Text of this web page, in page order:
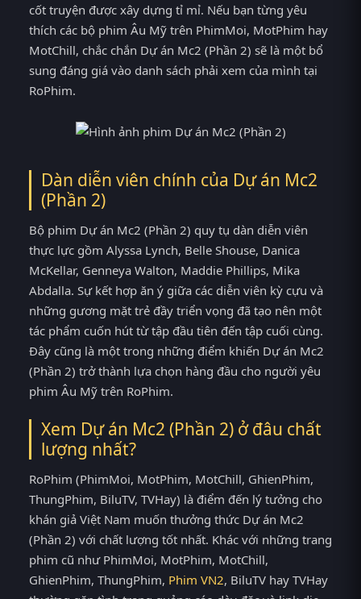
cốt truyện được xây dựng tỉ mỉ. Nếu bạn từng yêu
thích các bộ phim Âu Mỹ trên PhimMoi, MotPhim hay
MotChill, chắc chắn Dự án Mc2 (Phần 2) sẽ là một bổ
sung đáng giá vào danh sách phải xem của mình tại
RoPhim.
Dàn diễn viên chính của Dự án Mc2
(Phần 2)
Bộ phim Dự án Mc2 (Phần 2) quy tụ dàn diễn viên
thực lực gồm Alyssa Lynch, Belle Shouse, Danica
McKellar, Genneya Walton, Maddie Phillips, Mika
Abdalla. Sự kết hợp ăn ý giữa các diễn viên kỳ cựu và
những gương mặt trẻ đầy triển vọng đã tạo nên một
tác phẩm cuốn hút từ tập đầu tiên đến tập cuối cùng.
Đây cũng là một trong những điểm khiến Dự án Mc2
(Phần 2) trở thành lựa chọn hàng đầu cho người yêu
phim Âu Mỹ trên RoPhim.
Xem Dự án Mc2 (Phần 2) ở đâu chất
lượng nhất?
RoPhim (PhimMoi, MotPhim, MotChill, GhienPhim,
ThungPhim, BiluTV, TVHay) là điểm đến lý tưởng cho
khán giả Việt Nam muốn thưởng thức Dự án Mc2
(Phần 2) với chất lượng tốt nhất. Khác với những trang
phim cũ như PhimMoi, MotPhim, MotChill,
GhienPhim, ThungPhim, Phim VN2, BiluTV hay TVHay